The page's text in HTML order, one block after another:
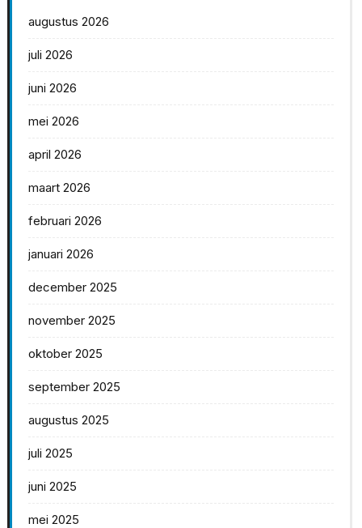
augustus 2026
juli 2026
juni 2026
mei 2026
april 2026
maart 2026
februari 2026
januari 2026
december 2025
november 2025
oktober 2025
september 2025
augustus 2025
juli 2025
juni 2025
mei 2025